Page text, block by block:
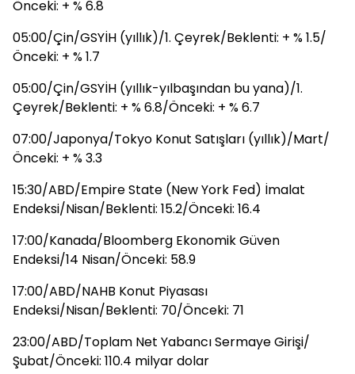
Önceki: + % 6.8
05:00/Çin/GSYİH (yıllık)/1. Çeyrek/Beklenti: + % 1.5/
Önceki: + % 1.7
05:00/Çin/GSYİH (yıllık-yılbaşından bu yana)/1.
Çeyrek/Beklenti: + % 6.8/Önceki: + % 6.7
07:00/Japonya/Tokyo Konut Satışları (yıllık)/Mart/
Önceki: + % 3.3
15:30/ABD/Empire State (New York Fed) İmalat
Endeksi/Nisan/Beklenti: 15.2/Önceki: 16.4
17:00/Kanada/Bloomberg Ekonomik Güven
Endeksi/14 Nisan/Önceki: 58.9
17:00/ABD/NAHB Konut Piyasası
Endeksi/Nisan/Beklenti: 70/Önceki: 71
23:00/ABD/Toplam Net Yabancı Sermaye Girişi/
Şubat/Önceki: 110.4 milyar dolar